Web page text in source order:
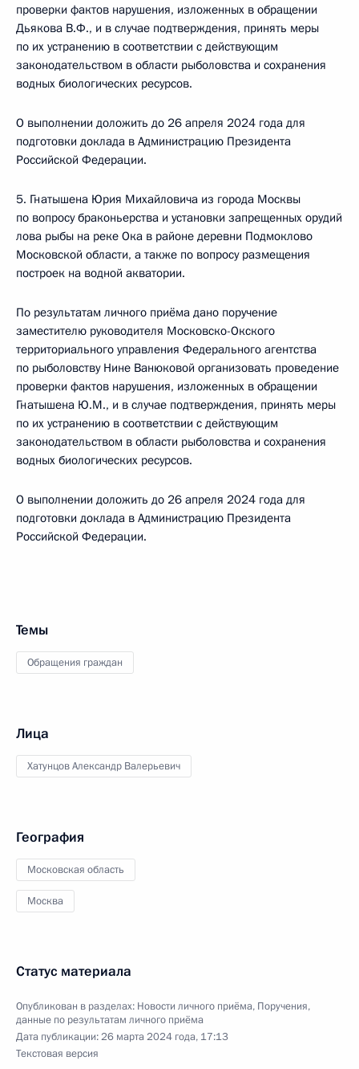
проверки фактов нарушения, изложенных в обращении
Дьякова В.Ф., и в случае подтверждения, принять меры
по их устранению в соответствии с действующим
законодательством в области рыболовства и сохранения
водных биологических ресурсов.
О выполнении доложить до 26 апреля 2024 года для
подготовки доклада в Администрацию Президента
Российской Федерации.
5. Гнатышена Юрия Михайловича из города Москвы
по вопросу браконьерства и установки запрещенных орудий
лова рыбы на реке Ока в районе деревни Подмоклово
Московской области, а также по вопросу размещения
построек на водной акватории.
По результатам личного приёма дано поручение
заместителю руководителя Московско-Окского
территориального управления Федерального агентства
по рыболовству Нине Ванюковой организовать проведение
проверки фактов нарушения, изложенных в обращении
Гнатышена Ю.М., и в случае подтверждения, принять меры
по их устранению в соответствии с действующим
законодательством в области рыболовства и сохранения
водных биологических ресурсов.
О выполнении доложить до 26 апреля 2024 года для
подготовки доклада в Администрацию Президента
Российской Федерации.
Темы
Обращения граждан
Лица
Хатунцов Александр Валерьевич
География
Московская область
Москва
Статус материала
Опубликован в разделах: Новости личного приёма, Поручения,
данные по результатам личного приёма
Дата публикации:26 марта 2024 года, 17:13
Текстовая версия